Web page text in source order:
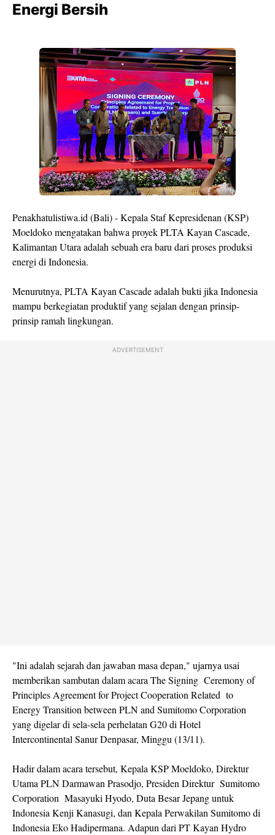
Energi Bersih
Penakhatulistiwa.id (Bali) - Kepala Staf Kepresidenan (KSP)
Moeldoko mengatakan bahwa proyek PLTA Kayan Cascade,
Kalimantan Utara adalah sebuah era baru dari proses produksi
energi di Indonesia.
Menurutnya, PLTA Kayan Cascade adalah bukti jika Indonesia
mampu berkegiatan produktif yang sejalan dengan prinsip-
prinsip ramah lingkungan.
ADVERTISEMENT
"Ini adalah sejarah dan jawaban masa depan," ujarnya usai
memberikan sambutan dalam acara The Signing Ceremony of
Principles Agreement for Project Cooperation Related to
Energy Transition between PLN and Sumitomo Corporation
yang digelar di sela-sela perhelatan G20 di Hotel
Intercontinental Sanur Denpasar, Minggu (13/11).
Hadir dalam acara tersebut, Kepala KSP Moeldoko, Direktur
Utama PLN Darmawan Prasodjo, Presiden Direktur Sumitomo
Corporation Masayuki Hyodo, Duta Besar Jepang untuk
Indonesia Kenji Kanasugi, dan Kepala Perwakilan Sumitomo di
Indonesia Eko Hadipermana. Adapun dari PT Kayan Hydro